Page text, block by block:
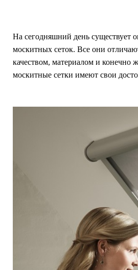
На сегодняшний день существует
москитных сеток. Все они
качеством, материалом и конечно
москитные сетки имеют свои